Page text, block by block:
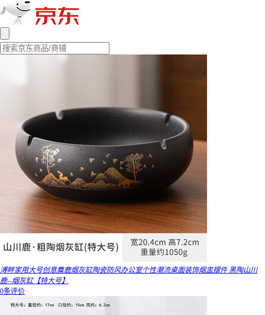
溥畔家用大号创意麋鹿烟灰缸陶瓷防风办公室个性潮流桌面装饰烟盅摆件 黑陶山川
鹿--烟灰缸【特大号】
0条评价